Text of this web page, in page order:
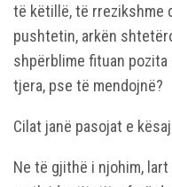
të këtillë, të rrezikshme
pushtetin, arkën
shpërblime fituan
tjera, pse të mendojnë?
Cilat janë pasojat e
Ne të gjithë i njohim,